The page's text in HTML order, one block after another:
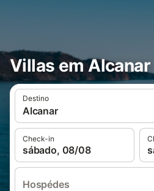
Villas em Alcanar
Destino
Alcanar
Check-in
sábado, 08/08
Hospédes